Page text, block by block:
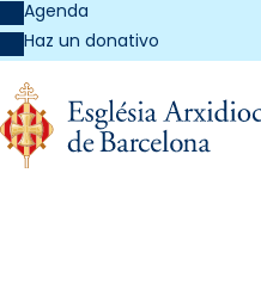
Agenda
Haz un donativo